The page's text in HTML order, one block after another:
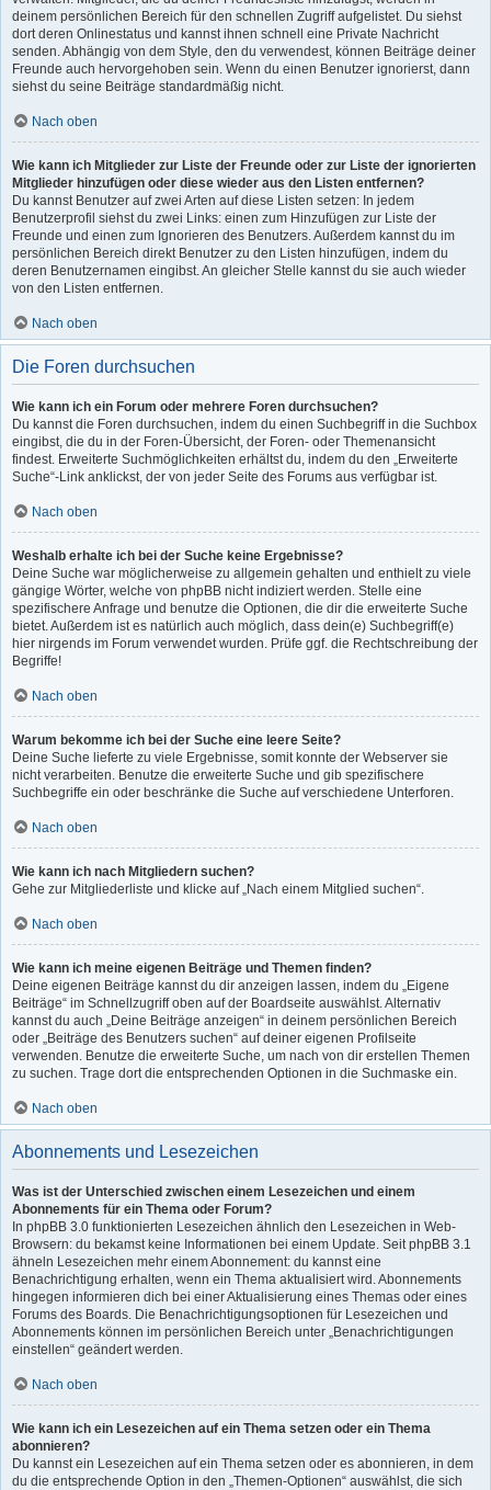
deinem persönlichen Bereich für den schnellen Zugriff aufgelistet. Du siehst
dort deren Onlinestatus und kannst ihnen schnell eine Private Nachricht
senden. Abhängig von dem Style, den du verwendest, können Beiträge deiner
Freunde auch hervorgehoben sein. Wenn du einen Benutzer ignorierst, dann
siehst du seine Beiträge standardmäßig nicht.
Nach oben
Wie kann ich Mitglieder zur Liste der Freunde oder zur Liste der ignorierten
Mitglieder hinzufügen oder diese wieder aus den Listen entfernen?
Du kannst Benutzer auf zwei Arten auf diese Listen setzen: In jedem
Benutzerprofil siehst du zwei Links: einen zum Hinzufügen zur Liste der
Freunde und einen zum Ignorieren des Benutzers. Außerdem kannst du im
persönlichen Bereich direkt Benutzer zu den Listen hinzufügen, indem du
deren Benutzernamen eingibst. An gleicher Stelle kannst du sie auch wieder
von den Listen entfernen.
Nach oben
Die Foren durchsuchen
Wie kann ich ein Forum oder mehrere Foren durchsuchen?
Du kannst die Foren durchsuchen, indem du einen Suchbegriff in die Suchbox
eingibst, die du in der Foren-Übersicht, der Foren- oder Themenansicht
findest. Erweiterte Suchmöglichkeiten erhältst du, indem du den „Erweiterte
Suche“-Link anklickst, der von jeder Seite des Forums aus verfügbar ist.
Nach oben
Weshalb erhalte ich bei der Suche keine Ergebnisse?
Deine Suche war möglicherweise zu allgemein gehalten und enthielt zu viele
gängige Wörter, welche von phpBB nicht indiziert werden. Stelle eine
spezifischere Anfrage und benutze die Optionen, die dir die erweiterte Suche
bietet. Außerdem ist es natürlich auch möglich, dass dein(e) Suchbegriff(e)
hier nirgends im Forum verwendet wurden. Prüfe ggf. die Rechtschreibung der
Begriffe!
Nach oben
Warum bekomme ich bei der Suche eine leere Seite?
Deine Suche lieferte zu viele Ergebnisse, somit konnte der Webserver sie
nicht verarbeiten. Benutze die erweiterte Suche und gib spezifischere
Suchbegriffe ein oder beschränke die Suche auf verschiedene Unterforen.
Nach oben
Wie kann ich nach Mitgliedern suchen?
Gehe zur Mitgliederliste und klicke auf „Nach einem Mitglied suchen“.
Nach oben
Wie kann ich meine eigenen Beiträge und Themen finden?
Deine eigenen Beiträge kannst du dir anzeigen lassen, indem du „Eigene
Beiträge“ im Schnellzugriff oben auf der Boardseite auswählst. Alternativ
kannst du auch „Deine Beiträge anzeigen“ in deinem persönlichen Bereich
oder „Beiträge des Benutzers suchen“ auf deiner eigenen Profilseite
verwenden. Benutze die erweiterte Suche, um nach von dir erstellen Themen
zu suchen. Trage dort die entsprechenden Optionen in die Suchmaske ein.
Nach oben
Abonnements und Lesezeichen
Was ist der Unterschied zwischen einem Lesezeichen und einem
Abonnements für ein Thema oder Forum?
In phpBB 3.0 funktionierten Lesezeichen ähnlich den Lesezeichen in Web-
Browsern: du bekamst keine Informationen bei einem Update. Seit phpBB 3.1
ähneln Lesezeichen mehr einem Abonnement: du kannst eine
Benachrichtigung erhalten, wenn ein Thema aktualisiert wird. Abonnements
hingegen informieren dich bei einer Aktualisierung eines Themas oder eines
Forums des Boards. Die Benachrichtigungsoptionen für Lesezeichen und
Abonnements können im persönlichen Bereich unter „Benachrichtigungen
einstellen“ geändert werden.
Nach oben
Wie kann ich ein Lesezeichen auf ein Thema setzen oder ein Thema
abonnieren?
Du kannst ein Lesezeichen auf ein Thema setzen oder es abonnieren, in dem
du die entsprechende Option in den „Themen-Optionen“ auswählst, die sich